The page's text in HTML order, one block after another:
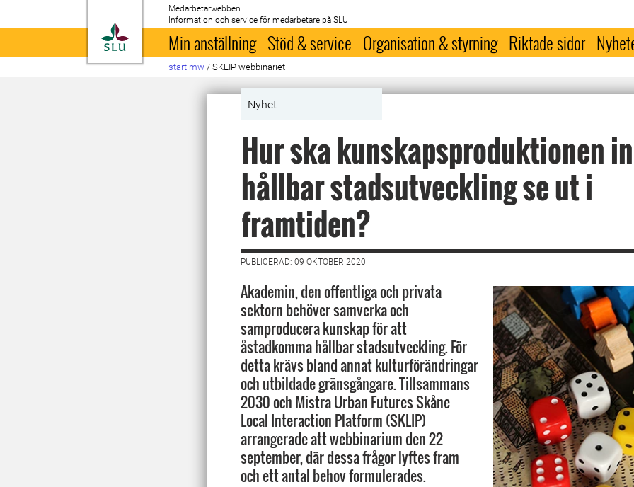
Till startsida
Medarbetarwebben
Information och service för medarbetare på SLU
Min anställning Stöd & service Organisation & styrning Riktade sidor
start mw / SKLIP webbinariet
Nyhet
Hur ska kunskapsproduktionen
hållbar stadsutveckling se ut i
framtiden?
PUBLICERAD: 09 OKTOBER 2020
Akademin, den offentliga och privata
sektorn behöver samverka och
samproducera kunskap för att
åstadkomma hållbar stadsutveckling. För
detta krävs bland annat kulturförändringar
och utbildade gränsgångare. Tillsammans
2030 och Mistra Urban Futures Skåne
Local Interaction Platform (SKLIP)
arrangerade att webbinarium den 22
september, där dessa frågor lyftes fram
och ett antal behov formulerades.